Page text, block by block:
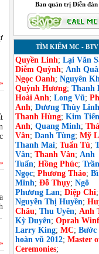
Ban quản trị Diễn đàn
TÌM KIẾM MC - BTV
Quyền Linh; Lại Văn
Diễm Quỳnh; Anh
Ngọc Oanh; Nguyên
Quỳnh Hương; Thanh
Hoài Anh; Long Vũ;
Anh; Dương Thùy Linh
Thanh Hùng; Kim Tiến
Anh; Quang Minh;
Vân; Danh Tùng; Mỹ
Thanh Mai; Tuấn Tú;
Vân; Thanh Vân; Anh
Tuấn; Hồng Phúc; Trần
Ngọc; Phương Thảo;
Minh; Đỗ Thụy; Ngô
Phương Lan; Diệp Chi;
Nguyễn Thị Huyền;
Châu; Thu Uyên; Anh
Kỳ Duyên; Oprah
Larry King; MC; Bước
hoàn vũ 2012; Master
Ceremonies;